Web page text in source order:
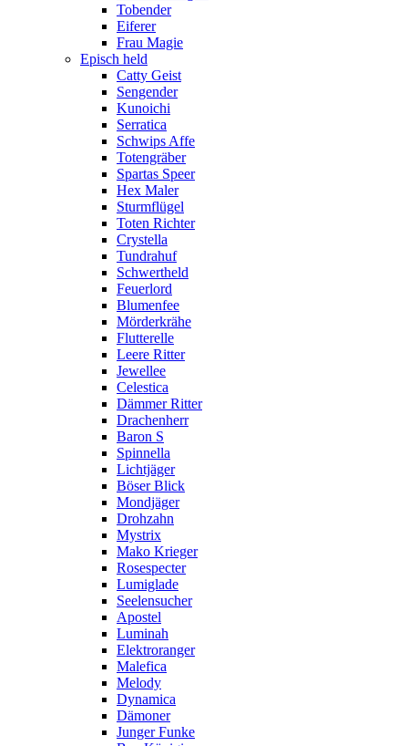
Tobender
Eiferer
Frau Magie
Episch held
Catty Geist
Sengender
Kunoichi
Serratica
Schwips Affe
Totengräber
Spartas Speer
Hex Maler
Sturmflügel
Toten Richter
Crystella
Tundrahuf
Schwertheld
Feuerlord
Blumenfee
Mörderkrähe
Flutterelle
Leere Ritter
Jewellee
Celestica
Dämmer Ritter
Drachenherr
Baron S
Spinnella
Lichtjäger
Böser Blick
Mondjäger
Drohzahn
Mystrix
Mako Krieger
Rosespecter
Lumiglade
Seelensucher
Apostel
Luminah
Elektroranger
Malefica
Melody
Dynamica
Dämoner
Junger Funke